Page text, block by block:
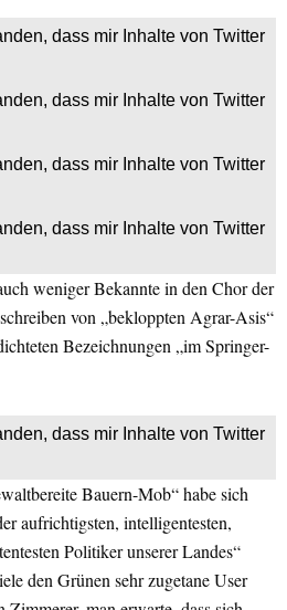
dass mir Inhalte von Twitter
dass mir Inhalte von Twitter
dass mir Inhalte von Twitter
dass mir Inhalte von Twitter
weniger Bekannte in den Chor der
von „bekloppten Agrar-Asis“
Bezeichnungen „im Springer-
dass mir Inhalte von Twitter
Bauern-Mob“ habe sich
aufrichtigsten, intelligentesten,
Politiker unserer Landes“
den Grünen sehr zugetane User